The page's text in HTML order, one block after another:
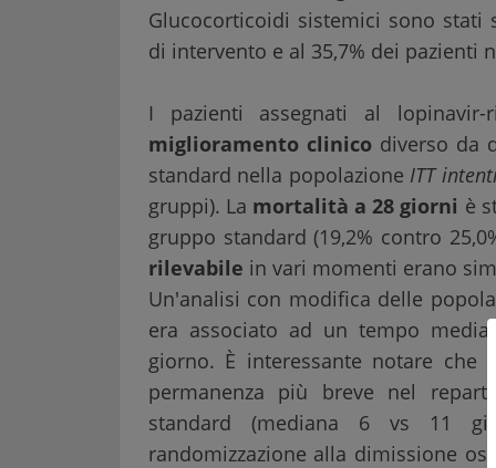
Glucocorticoidi sistemici sono
di intervento e al 35,7% dei pazienti
I pazienti assegnati al
miglioramento clinicodiverso da
standard nella popolazione ITT
gruppi). La mortalità a 28 giorni è
gruppo standard (19,2% contro
rilevabile in vari momenti erano
Un'analisi con modifica delle
era associato ad un tempo
giorno. È interessante notare che
permanenza più breve nel
standard (mediana 6 vs 11
randomizzazione alla dimissione